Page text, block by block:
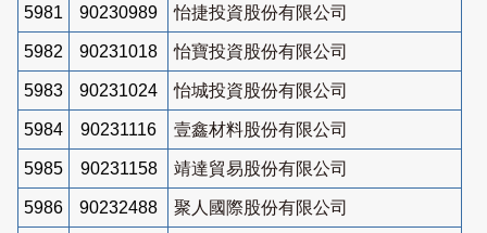
5981 90230989 怡捷投資股份有限公司
5982 90231018 怡寶投資股份有限公司
5983 90231024 怡城投資股份有限公司
5984 90231116 壹鑫材料股份有限公司
5985 90231158 靖達貿易股份有限公司
5986 90232488 聚人國際股份有限公司